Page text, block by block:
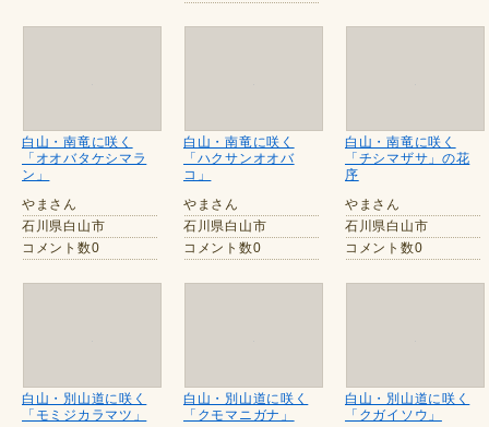
白山・南竜に咲く
「オオバタケシマラ
ン」
やまさん
石川県白山市
コメント数0
白山・南竜に咲く
「ハクサンオオバ
コ」
やまさん
石川県白山市
コメント数0
白山・南竜に咲く
「チシマザサ」の花
序
やまさん
石川県白山市
コメント数0
白山・別山道に咲く
「モミジカラマツ」
白山・別山道に咲く
「クモマニガナ」
白山・別山道に咲く
「クガイソウ」